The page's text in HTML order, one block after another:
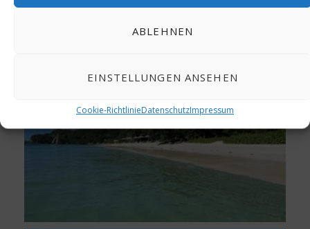
ABLEHNEN
EINSTELLUNGEN ANSEHEN
Cookie-RichtlinieDatenschutzImpressum